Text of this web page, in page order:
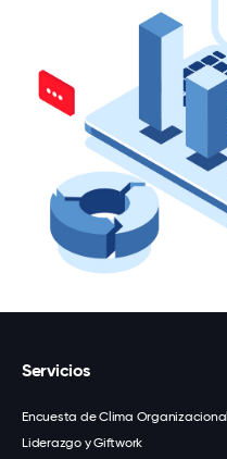
Servicios
Encuesta de Clima Organizacional
Liderazgo y Giftwork